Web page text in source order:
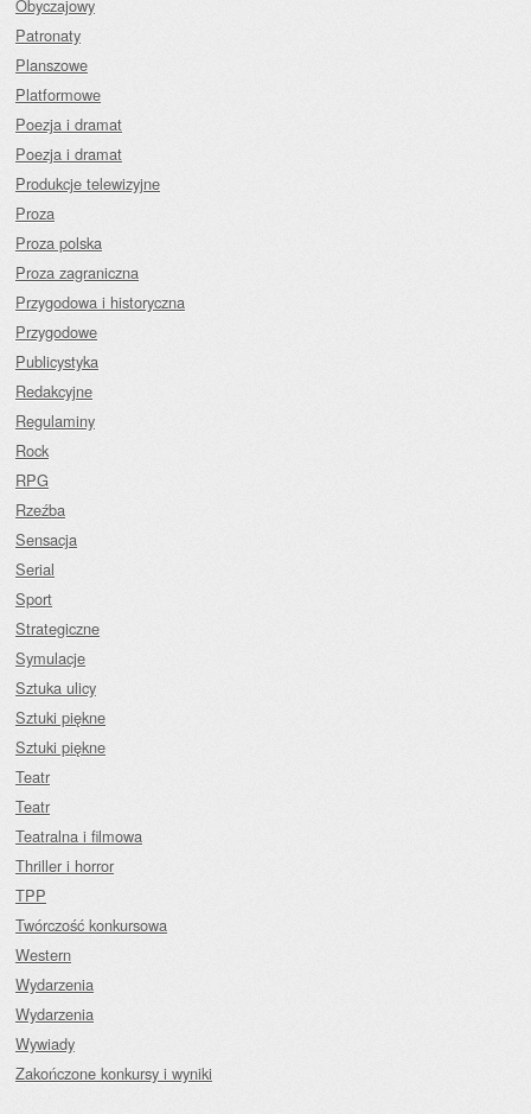
Obyczajowy
Patronaty
Planszowe
Platformowe
Poezja i dramat
Poezja i dramat
Produkcje telewizyjne
Proza
Proza polska
Proza zagraniczna
Przygodowa i historyczna
Przygodowe
Publicystyka
Redakcyjne
Regulaminy
Rock
RPG
Rzeźba
Sensacja
Serial
Sport
Strategiczne
Symulacje
Sztuka ulicy
Sztuki piękne
Sztuki piękne
Teatr
Teatr
Teatralna i filmowa
Thriller i horror
TPP
Twórczość konkursowa
Western
Wydarzenia
Wydarzenia
Wywiady
Zakończone konkursy i wyniki